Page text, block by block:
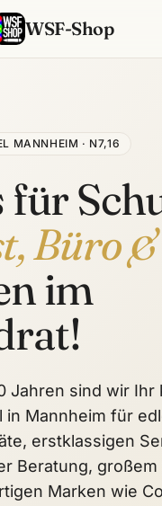
WSF-Shop
MANNHEIM · N7,16
für
Büro
im
Jahren sind wir Ihr
in Mannheim für
erstklassigen
Beratung,
Marken wie